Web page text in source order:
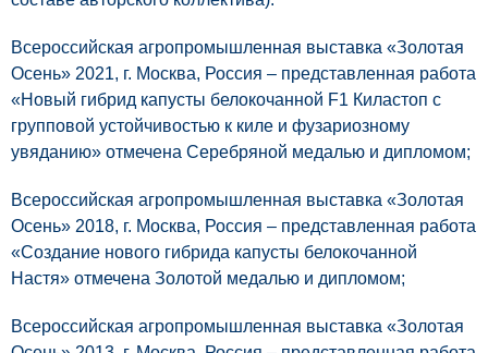
Всероссийская агропромышленная выставка «Золотая
Осень» 2021, г. Москва, Россия – представленная работа
«Новый гибрид капусты белокочанной F1 Киластоп с
групповой устойчивостью к киле и фузариозному
увяданию» отмечена Серебряной медалью и дипломом;
Всероссийская агропромышленная выставка «Золотая
Осень» 2018, г. Москва, Россия – представленная работа
«Создание нового гибрида капусты белокочанной
Настя» отмечена Золотой медалью и дипломом;
Всероссийская агропромышленная выставка «Золотая